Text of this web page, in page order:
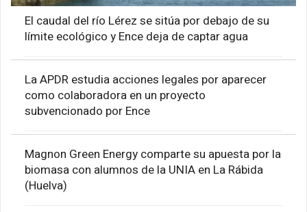
El caudal del río Lérez se sitúa por debajo de su
límite ecológico y Ence deja de captar agua
La APDR estudia acciones legales por aparecer
como colaboradora en un proyecto
subvencionado por Ence
Magnon Green Energy comparte su apuesta por la
biomasa con alumnos de la UNIA en La Rábida
(Huelva)